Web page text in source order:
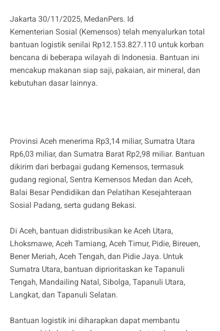
Jakarta 30/11/2025, MedanPers. Id
Kementerian Sosial (Kemensos) telah menyalurkan total
bantuan logistik senilai Rp12.153.827.110 untuk korban
bencana di beberapa wilayah di Indonesia. Bantuan ini
mencakup makanan siap saji, pakaian, air mineral, dan
kebutuhan dasar lainnya.
Provinsi Aceh menerima Rp3,14 miliar, Sumatra Utara
Rp6,03 miliar, dan Sumatra Barat Rp2,98 miliar. Bantuan
dikirim dari berbagai gudang Kemensos, termasuk
gudang regional, Sentra Kemensos Medan dan Aceh,
Balai Besar Pendidikan dan Pelatihan Kesejahteraan
Sosial Padang, serta gudang Bekasi.
Di Aceh, bantuan didistribusikan ke Aceh Utara,
Lhoksmawe, Aceh Tamiang, Aceh Timur, Pidie, Bireuen,
Bener Meriah, Aceh Tengah, dan Pidie Jaya. Untuk
Sumatra Utara, bantuan diprioritaskan ke Tapanuli
Tengah, Mandailing Natal, Sibolga, Tapanuli Utara,
Langkat, dan Tapanuli Selatan.
Bantuan logistik ini diharapkan dapat membantu